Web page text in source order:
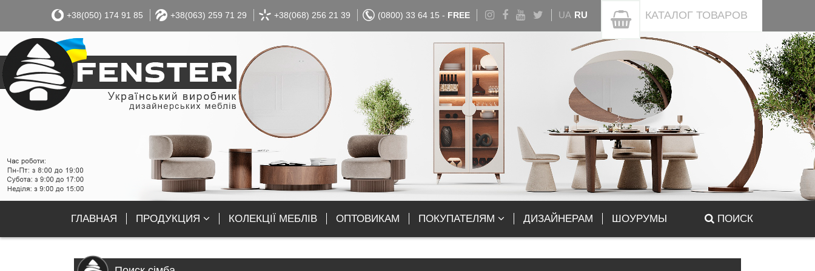
+38(050) 174 91 85 +38(063) 259 71 29 +38(068) 256 21 39 (0800) 33 64 15 - FREE UA RU КАТАЛОГ ТОВАРОВ
ГЛАВНАЯ ПРОДУКЦИЯ КОЛЕКЦІЇ МЕБЛІВ ОПТОВИКАМ ПОКУПАТЕЛЯМ ДИЗАЙНЕРАМ ШОУРУМЫ ПОИСК